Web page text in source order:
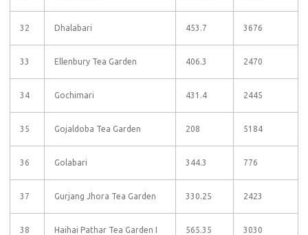
32 Dhalabari 453.7 3676
33 Ellenbury Tea Garden 406.3 2470
34 Gochimari 431.4 2445
35 Gojaldoba Tea Garden 208 5184
36 Golabari 344.3 776
37 Gurjang Jhora Tea Garden 330.25 2423
38 Haihai Pathar Tea Garden I 565.35 3030